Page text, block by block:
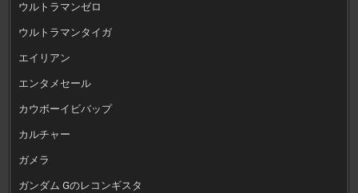
ウルトラマンゼロ
ウルトラマンタイガ
エイリアン
エンタメセール
カウボーイビバップ
カルチャー
ガメラ
ガンダム Gのレコンギスタ